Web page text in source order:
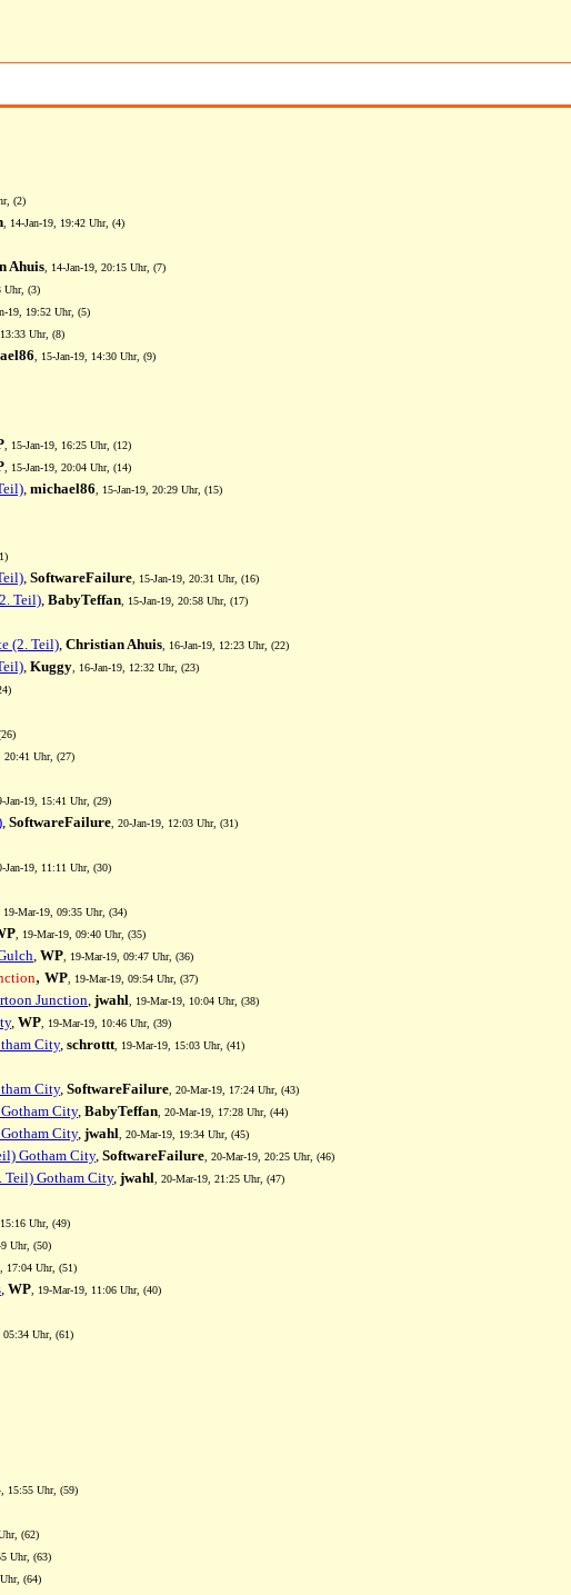
(2)
, 14-Jan-19, 19:42 Uhr, (4)
Ahuis , 14-Jan-19, 20:15 Uhr, (7)
Uhr, (3)
19, 19:52 Uhr, (5)
13:33 Uhr, (8)
, 15-Jan-19, 14:30 Uhr, (9)
, 15-Jan-19, 16:25 Uhr, (12)
, 15-Jan-19, 20:04 Uhr, (14)
, michael86 , 15-Jan-19, 20:29 Uhr, (15)
, SoftwareFailure , 15-Jan-19, 20:31 Uhr, (16)
Teil), BabyTeffan , 15-Jan-19, 20:58 Uhr, (17)
(2. Teil), Christian Ahuis , 16-Jan-19, 12:23 Uhr, (22)
, Kuggy , 16-Jan-19, 12:32 Uhr, (23)
20:41 Uhr, (27)
Jan-19, 15:41 Uhr, (29)
, SoftwareFailure , 20-Jan-19, 12:03 Uhr, (31)
Jan-19, 11:11 Uhr, (30)
, 19-Mar-19, 09:35 Uhr, (34)
, 19-Mar-19, 09:40 Uhr, (35)
, WP , 19-Mar-19, 09:47 Uhr, (36)
, WP , 19-Mar-19, 09:54 Uhr, (37)
Junction, jwahl , 19-Mar-19, 10:04 Uhr, (38)
, WP , 19-Mar-19, 10:46 Uhr, (39)
City, schrottt , 19-Mar-19, 15:03 Uhr, (41)
City, SoftwareFailure , 20-Mar-19, 17:24 Uhr, (43)
City, BabyTeffan , 20-Mar-19, 17:28 Uhr, (44)
City, jwahl , 20-Mar-19, 19:34 Uhr, (45)
Gotham City, SoftwareFailure , 20-Mar-19, 20:25 Uhr, (46)
Teil) Gotham City, jwahl , 20-Mar-19, 21:25 Uhr, (47)
15:16 Uhr, (49)
Uhr, (50)
17:04 Uhr, (51)
, WP , 19-Mar-19, 11:06 Uhr, (40)
05:34 Uhr, (61)
15:55 Uhr, (59)
(62)
Uhr, (63)
(64)